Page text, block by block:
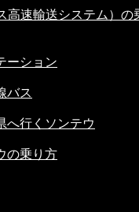
速輸送システム）の
ーション
バス
へ行くソンテウ
の乗り方